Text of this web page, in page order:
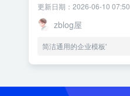
更新日期：2026-06-10 07:50
zblog屋
简洁通用的企业模板'